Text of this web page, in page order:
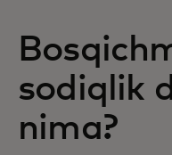
sodiqlik
nima?